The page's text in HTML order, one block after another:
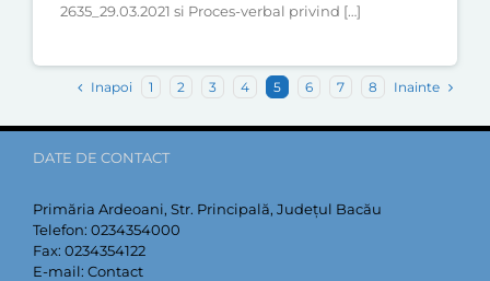
2635_29.03.2021 si Proces-verbal privind […]
Inapoi 1 2 3 4 5 6 7 8 Inainte
DATE DE CONTACT
Primăria Ardeoani, Str. Principală, Județul Bacău
Telefon: 0234354000
Fax: 0234354122
E-mail: Contact